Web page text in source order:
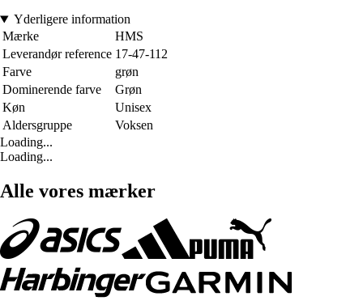
Yderligere information
Mærke
HMS
Leverandør reference 17-47-112
Farve
grøn
Dominerende farve
Grøn
Køn
Unisex
Aldersgruppe
Voksen
Loading...
Loading...
Alle vores mærker